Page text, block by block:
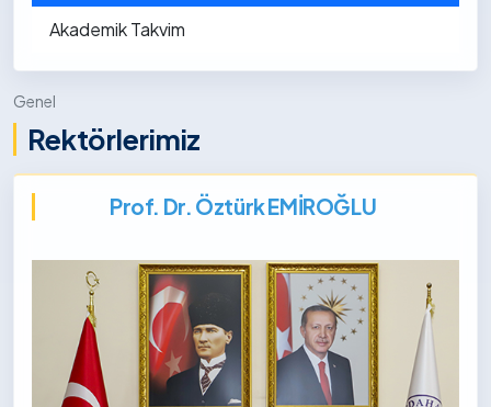
Akademik Takvim
Genel
Rektörlerimiz
Prof. Dr. Öztürk EMİROĞLU